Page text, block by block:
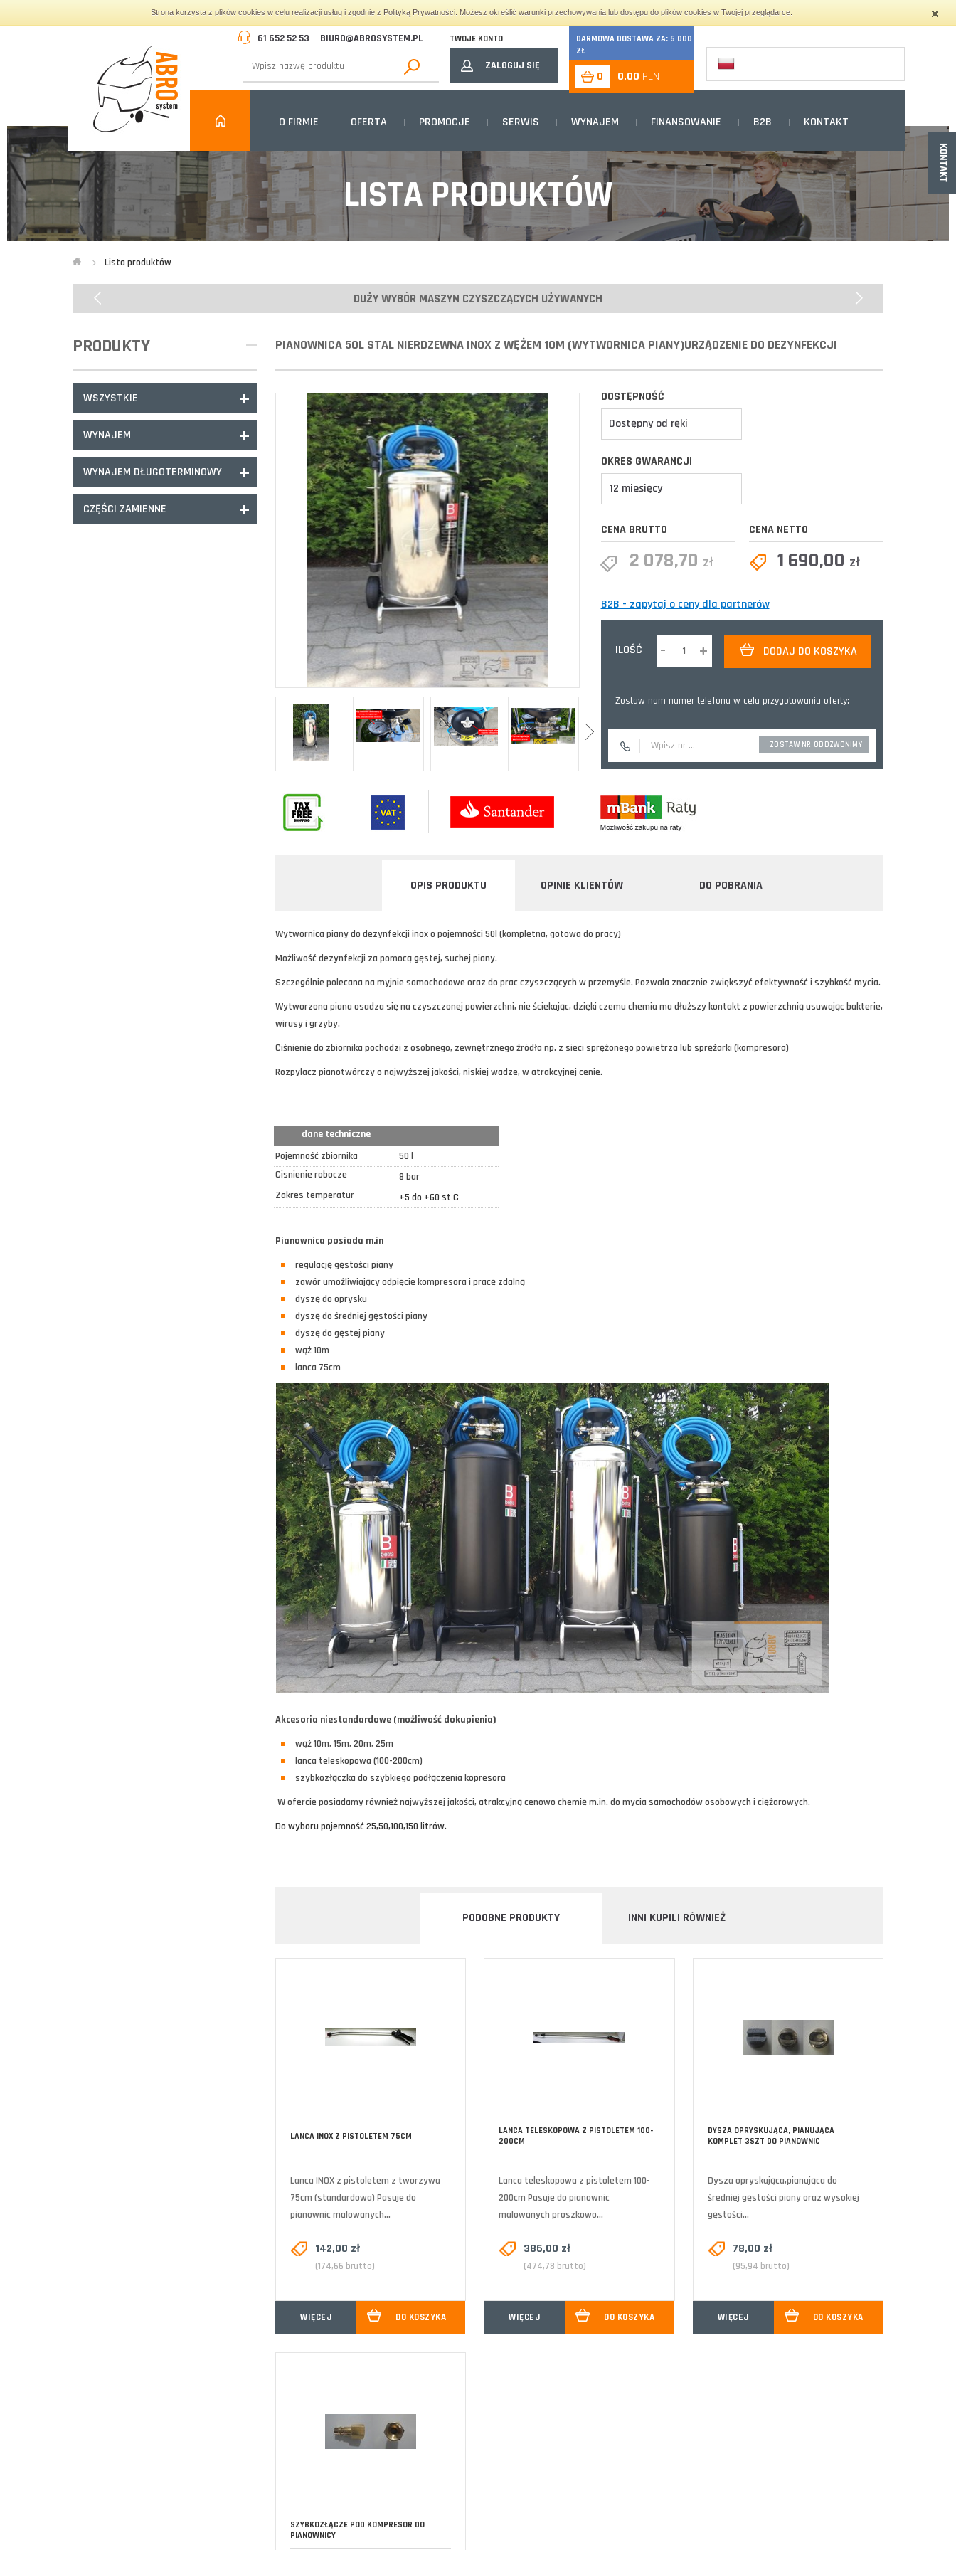
Strona korzysta z plików cookies w celu realizacji usług i zgodnie z Polityką Prywatności. Możesz określić warunki przechowywania lub dostępu do plików cookies w Twojej przeglądarce.
61 652 52 53 BIURO@ABROSYSTEM.PL TWOJE KONTO
ZALOGUJ SIĘ
DARMOWA DOSTAWA ZA: 5 000
ZŁ
0 0,00 PLN
O FIRMIE OFERTA PROMOCJE SERWIS WYNAJEM FINANSOWANIE B2B KONTAKT
LISTA PRODUKTÓW
Lista produktów
DUŻY WYBÓR MASZYN CZYSZCZĄCYCH UŻYWANYCH
PRODUKTY
WSZYSTKIE
WYNAJEM
WYNAJEM DŁUGOTERMINOWY
CZĘŚCI ZAMIENNE
PIANOWNICA 50L STAL NIERDZEWNA INOX Z WĘŻEM 10M (WYTWORNICA PIANY)URZĄDZENIE DO DEZYNFEKCJI
DOSTĘPNOŚĆ
Dostępny od ręki
OKRES GWARANCJI
12 miesięcy
CENA BRUTTO
2 078,70 zł
CENA NETTO
1 690,00 zł
B2B - zapytaj o ceny dla partnerów
ILOŚĆ - + DODAJ DO KOSZYKA
Zostaw nam numer telefonu w celu przygotowania oferty:
OPIS PRODUKTU OPINIE KLIENTÓW DO POBRANIA
Wytwornica piany do dezynfekcji inox o pojemności 50l (kompletna, gotowa do pracy)
Możliwość dezynfekcji za pomocą gęstej, suchej piany.
Szczególnie polecana na myjnie samochodowe oraz do prac czyszczących w przemyśle. Pozwala znacznie zwiększyć efektywność i szybkość mycia.
Wytworzona piana osadza się na czyszczonej powierzchni, nie ściekając, dzięki czemu chemia ma dłuższy kontakt z powierzchnią usuwając bakterie,
wirusy i grzyby.
Ciśnienie do zbiornika pochodzi z osobnego, zewnętrznego źródła np. z sieci sprężonego powietrza lub sprężarki (kompresora)
Rozpylacz pianotwórczy o najwyższej jakości, niskiej wadze, w atrakcyjnej cenie.
dane techniczne
Pojemność zbiornika
50 l
Cisnienie robocze
8 bar
Zakres temperatur
+5 do +60 st C
Pianownica posiada m.in
regulację gęstości piany
zawór umożliwiający odpięcie kompresora i pracę zdalną
dyszę do oprysku
dyszę do średniej gęstości piany
dyszę do gęstej piany
wąż 10m
lanca 75cm
Akcesoria niestandardowe (możliwość dokupienia)
wąż 10m, 15m, 20m, 25m
lanca teleskopowa (100-200cm)
szybkozłączka do szybkiego podłączenia kopresora
W ofercie posiadamy również najwyższej jakości, atrakcyjną cenowo chemię m.in. do mycia samochodów osobowych i ciężarowych.
Do wyboru pojemność 25,50,100,150 litrów.
PODOBNE PRODUKTY INNI KUPILI RÓWNIEŻ
LANCA INOX Z PISTOLETEM 75CM
Lanca INOX z pistoletem z tworzywa
75cm (standardowa) Pasuje do
pianownic malowanych...
142,00 zł
(174,66 brutto)
WIĘCEJ DO KOSZYKA
LANCA TELESKOPOWA Z PISTOLETEM 100-
200CM
Lanca teleskopowa z pistoletem 100-
200cm Pasuje do pianownic
malowanych proszkowo...
386,00 zł
(474,78 brutto)
WIĘCEJ DO KOSZYKA
DYSZA OPRYSKUJĄCA, PIANUJĄCA
KOMPLET 3SZT DO PIANOWNIC
Dysza opryskująca,pianująca do
średniej gęstości piany oraz wysokiej
gęstości...
78,00 zł
(95,94 brutto)
WIĘCEJ DO KOSZYKA
SZYBKOZŁĄCZE POD KOMPRESOR DO
PIANOWNICY